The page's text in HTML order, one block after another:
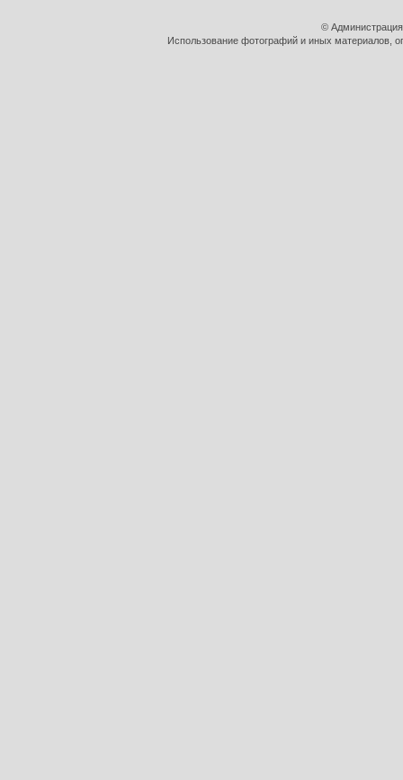
©
Использование фотографий и иных материалов,